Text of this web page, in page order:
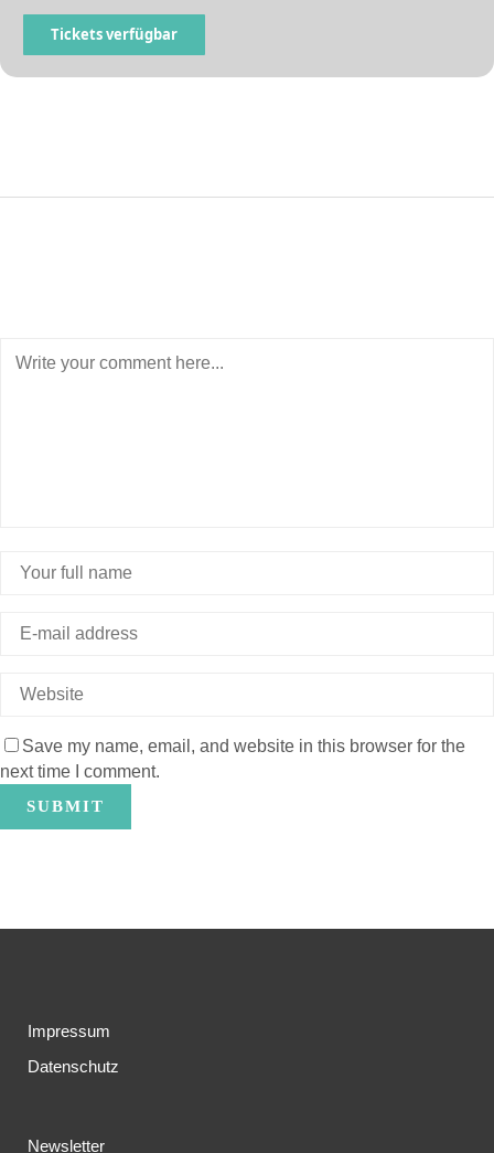
Tickets verfügbar
Save my name, email, and website in this browser for the
next time I comment.
Impressum
Datenschutz
Newsletter